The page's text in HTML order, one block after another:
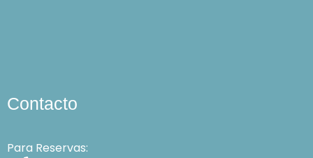
Contacto
Para Reservas: